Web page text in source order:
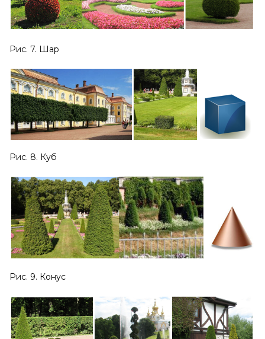
Рис. 7. Шар
Рис. 8. Куб
Рис. 9. Конус